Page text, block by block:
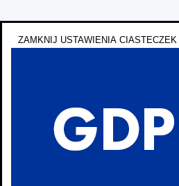
ZAMKNIJ USTAWIENIA CIASTECZEK